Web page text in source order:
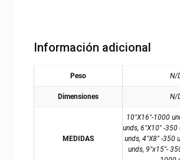
Información adicional
Peso N/
Dimensiones N/
MEDIDAS
10"X16"-1000
unds, 6"X10" -350
unds, 4"X8" -350
unds, 9"x15"-